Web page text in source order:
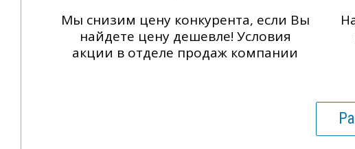
Мы снизим цену конкурента, если Вы
найдете цену дешевле! Условия
акции в отделе продаж компании